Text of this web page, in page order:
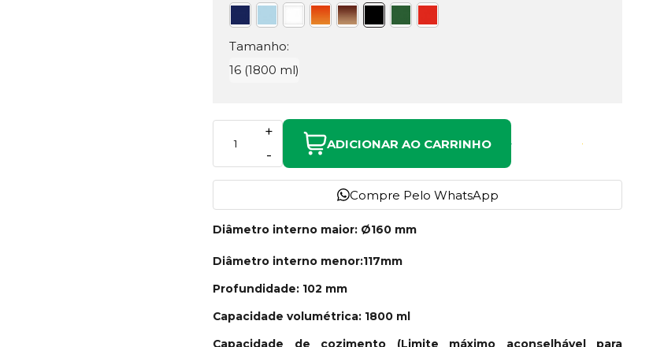
Tamanho:
16 (1800 ml)
-
+
ADICIONAR AO CARRINHO
Compre Pelo WhatsApp
Diâmetro interno maior: Ø160 mm
Diâmetro interno menor:117mm
Profundidade: 102 mm
Capacidade volumétrica: 1800 ml